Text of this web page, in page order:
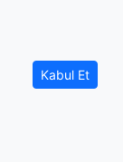
Kabul Et